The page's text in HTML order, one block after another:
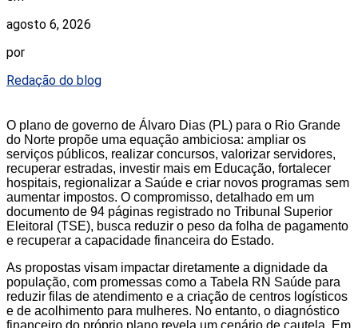
agosto 6, 2026
por
Redação do blog
O plano de governo de Álvaro Dias (PL) para o Rio Grande
do Norte propõe uma equação ambiciosa: ampliar os
serviços públicos, realizar concursos, valorizar servidores,
recuperar estradas, investir mais em Educação, fortalecer
hospitais, regionalizar a Saúde e criar novos programas sem
aumentar impostos. O compromisso, detalhado em um
documento de 94 páginas registrado no Tribunal Superior
Eleitoral (TSE), busca reduzir o peso da folha de pagamento
e recuperar a capacidade financeira do Estado.
As propostas visam impactar diretamente a dignidade da
população, com promessas como a Tabela RN Saúde para
reduzir filas de atendimento e a criação de centros logísticos
e de acolhimento para mulheres. No entanto, o diagnóstico